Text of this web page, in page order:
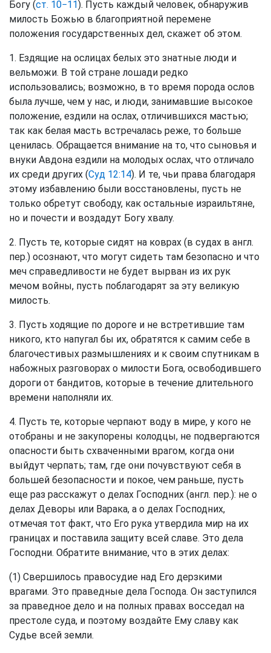
Богу (ст. 10−11). Пусть каждый человек, обнаружив
милость Божью в благоприятной перемене
положения государственных дел, скажет об этом.
1. Ездящие на ослицах белых это знатные люди и
вельможи. В той стране лошади редко
использовались; возможно, в то время порода ослов
была лучше, чем у нас, и люди, занимавшие высокое
положение, ездили на ослах, отличившихся мастью;
так как белая масть встречалась реже, то больше
ценилась. Обращается внимание на то, что сыновья и
внуки Авдона ездили на молодых ослах, что отличало
их среди других (Суд 12:14). И те, чьи права благодаря
этому избавлению были восстановлены, пусть не
только обретут свободу, как остальные израильтяне,
но и почести и воздадут Богу хвалу.
2. Пусть те, которые сидят на коврах (в судах в англ.
пер.) осознают, что могут сидеть там безопасно и что
меч справедливости не будет вырван из их рук
мечом войны, пусть поблагодарят за эту великую
милость.
3. Пусть ходящие по дороге и не встретившие там
никого, кто напугал бы их, обратятся к самим себе в
благочестивых размышлениях и к своим спутникам в
набожных разговорах о милости Бога, освободившего
дороги от бандитов, которые в течение длительного
времени наполняли их.
4. Пусть те, которые черпают воду в мире, у кого не
отобраны и не закупорены колодцы, не подвергаются
опасности быть схваченными врагом, когда они
выйдут черпать; там, где они почувствуют себя в
большей безопасности и покое, чем раньше, пусть
еще раз расскажут о делах Господних (англ. пер.): не о
делах Деворы или Варака, а о делах Господних,
отмечая тот факт, что Его рука утвердила мир на их
границах и поставила защиту всей славе. Это дела
Господни. Обратите внимание, что в этих делах:
(1) Свершилось правосудие над Его дерзкими
врагами. Это праведные дела Господа. Он заступился
за праведное дело и на полных правах восседал на
престоле суда, и поэтому воздайте Ему славу как
Судье всей земли.